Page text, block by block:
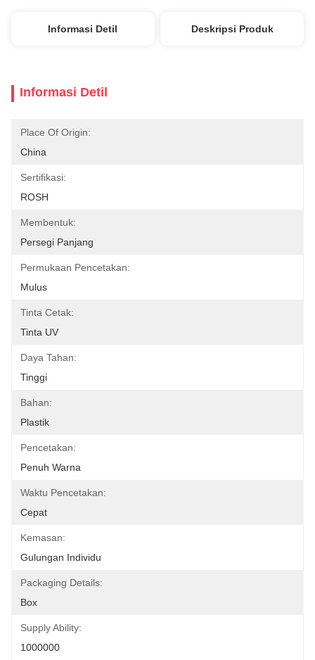
Informasi Detil Deskripsi Produk
Informasi Detil
Place Of Origin:
China
Sertifikasi:
ROSH
Membentuk:
Persegi Panjang
Permukaan Pencetakan:
Mulus
Tinta Cetak:
Tinta UV
Daya Tahan:
Tinggi
Bahan:
Plastik
Pencetakan:
Penuh Warna
Waktu Pencetakan:
Cepat
Kemasan:
Gulungan Individu
Packaging Details:
Box
Supply Ability:
1000000